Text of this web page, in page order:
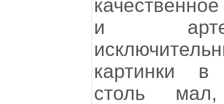
и
картинки
столь